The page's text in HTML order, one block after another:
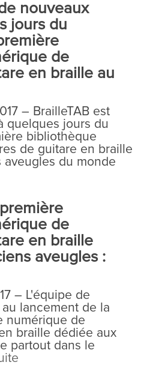
nouveaux
jours du
de
en braille au
– BrailleTAB est
quelques jours du
bibliothèque
de guitare en braille
aveugles du monde
de
en braille
aveugles :
– L'équipe de
lancement de la
numérique de
braille dédiée aux
partout dans le